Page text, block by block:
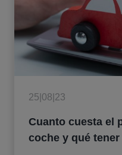
25|08|23
Cuanto cuesta el
coche y qué